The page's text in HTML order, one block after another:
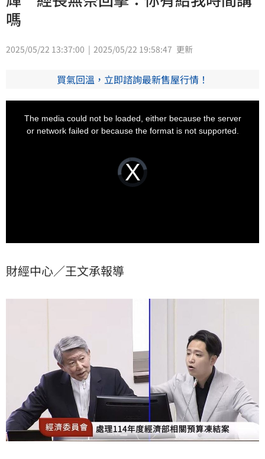
嗎
2025/05/22 13:37:00 2025/05/22 19:58:47 更新
買氣回溫，立即諮詢最新售屋行情！
Video
Player
loading.
The media could not be loaded, either because the server
or network failed or because the format is not supported.
財經中心／王文承報導